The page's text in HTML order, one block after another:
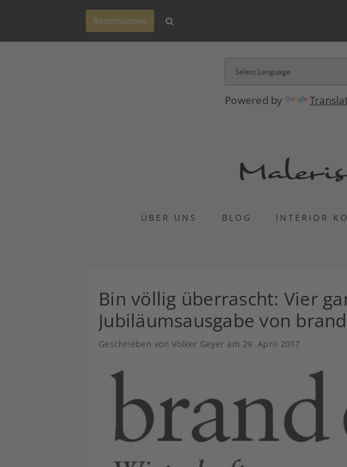
Powered by
Rezensionen
ÜBER UNS BLOG INTERIOR
Bin völlig überrascht: Vier
Jubiläumsausgabe von
Geschrieben von Volker Geyer am 29. April 2017